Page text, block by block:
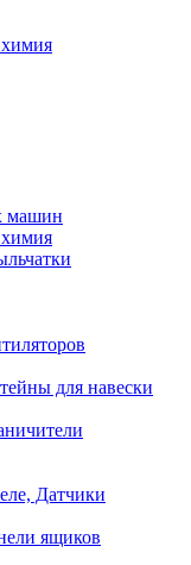
химия
машин
химия
для навески
Датчики
ящиков